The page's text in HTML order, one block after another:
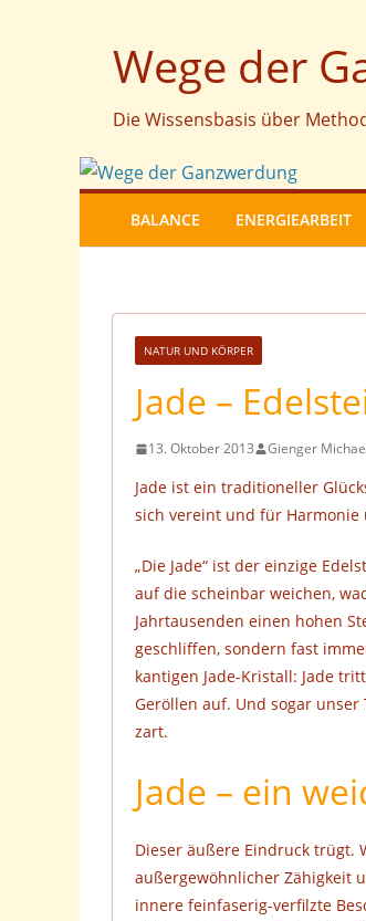
Inhalt
springen
Wege der
Die Wissensbasis über
BALANCE ENERGIEARBEIT
NATUR UND KÖRPER
Jade –
13. Oktober 2013 Gienger
Jade ist ein traditioneller
sich vereint und für Harmonie
„Die Jade“ ist der einzige
auf die scheinbar weichen,
Jahrtausenden einen hohen
geschliffen, sondern fast
kantigen Jade-Kristall: Jade
Geröllen auf. Und sogar
zart.
Jade – ein
Dieser äußere Eindruck trügt.
außergewöhnlicher Zähigkeit
innere feinfaserig-verfilzte